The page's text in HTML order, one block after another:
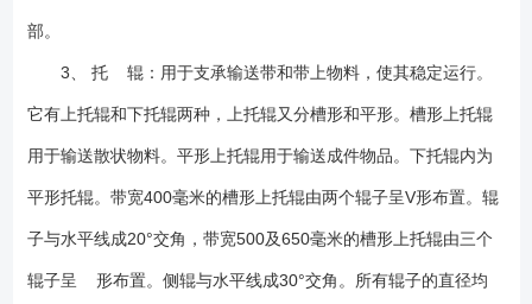
部。
3、 托 辊：用于支承输送带和带上物料，使其稳定运行。
它有上托辊和下托辊两种，上托辊又分槽形和平形。槽形上托辊
用于输送散状物料。平形上托辊用于输送成件物品。下托辊内为
平形托辊。带宽400毫米的槽形上托辊由两个辊子呈V形布置。辊
子与水平线成20°交角，带宽500及650毫米的槽形上托辊由三个
辊子呈 形布置。侧辊与水平线成30°交角。所有辊子的直径均